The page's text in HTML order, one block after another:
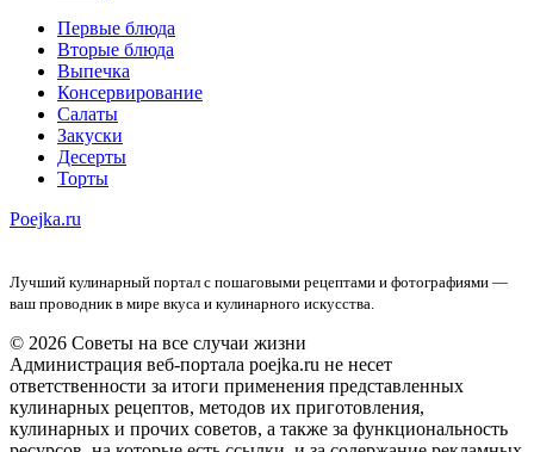
Первые блюда
Вторые блюда
Выпечка
Консервирование
Салаты
Закуски
Десерты
Торты
Poejka.ru
Лучший кулинарный портал с пошаговыми рецептами и фотографиями —
ваш проводник в мире вкуса и кулинарного искусства.
© 2026 Советы на все случаи жизни
Администрация веб-портала poejka.ru не несет
ответственности за итоги применения представленных
кулинарных рецептов, методов их приготовления,
кулинарных и прочих советов, а также за функциональность